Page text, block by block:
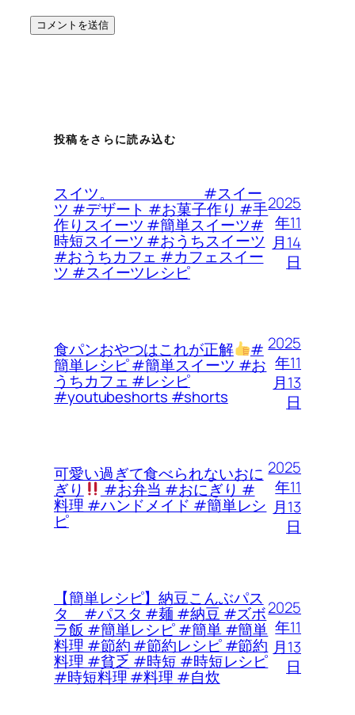
投稿をさらに読み込む
スイツ。 #スイー
ツ #デザート #お菓子作り #手
作りスイーツ #簡単スイーツ#
時短スイーツ #おうちスイーツ
#おうちカフェ #カフェスイー
ツ #スイーツレシピ
2025
年11
月14
日
食パンおやつはこれが正解 #
簡単レシピ #簡単スイーツ #お
うちカフェ #レシピ
#youtubeshorts #shorts
2025
年11
月13
日
可愛い過ぎて食べられないおに
ぎり #お弁当 #おにぎり #
料理 #ハンドメイド #簡単レシ
ピ
2025
年11
月13
日
【簡単レシピ】納豆こんぶパス
タ #パスタ #麺 #納豆 #ズボ
ラ飯 #簡単レシピ #簡単 #簡単
料理 #節約 #節約レシピ #節約
料理 #貧乏 #時短 #時短レシピ
#時短料理 #料理 #自炊
2025
年11
月13
日